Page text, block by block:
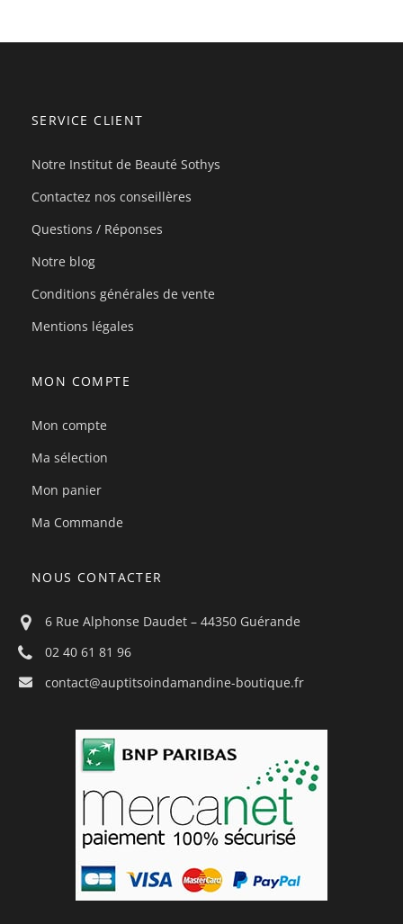
SERVICE CLIENT
Notre Institut de Beauté Sothys
Contactez nos conseillères
Questions / Réponses
Notre blog
Conditions générales de vente
Mentions légales
MON COMPTE
Mon compte
Ma sélection
Mon panier
Ma Commande
NOUS CONTACTER
6 Rue Alphonse Daudet – 44350 Guérande
02 40 61 81 96
contact@auptitsoindamandine-boutique.fr